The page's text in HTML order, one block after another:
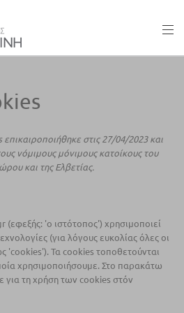
στις 27/04/2023 και
νόμιμους μόνιμους κατοίκους του
και της Ελβετίας.
(εφεξής: 'ο ιστότοπος') χρησιμοποιεί
(για λόγους ευκολίας όλες οι
'cookies'). Τα cookies τοποθετούνται
χρησιμοποιήσουμε. Στο παρακάτω
τη χρήση των cookies στόν